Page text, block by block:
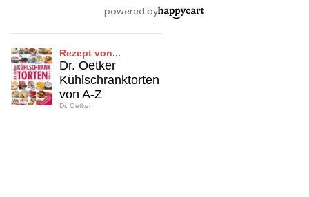
Rezept von...
Dr. Oetker
Kühlschranktorten
von A-Z
Dr. Oetker